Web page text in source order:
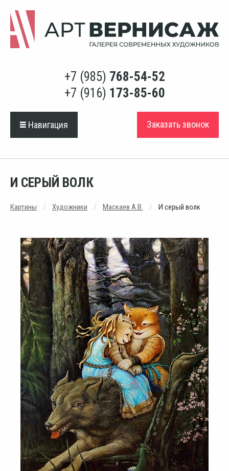
+7 (985) 768-54-52
+7 (916) 173-85-60
Навигация Заказать звонок
И СЕРЫЙ ВОЛК
Картины Художники Маскаев А.В. И серый волк